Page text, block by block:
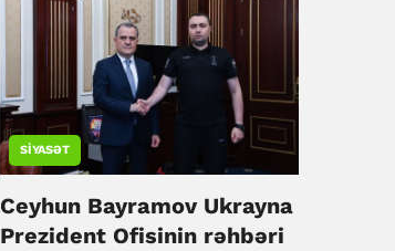
SIYASƏT
Ceyhun Bayramov Ukrayna
Prezident Ofisinin rəhbəri